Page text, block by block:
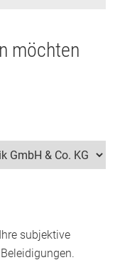
möchten
subjektive